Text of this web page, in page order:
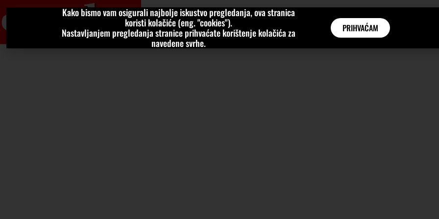
VIJESTI KOLUMNE KATEGORIJE INTERVJUI AKTUALNO
Kako bismo vam osigurali najbolje iskustvo pregledanja, ova stranica
koristi kolačiće (eng. "cookies").
Nastavljanjem pregledanja stranice prihvaćate korištenje kolačića za
navedene svrhe.
PRIHVAĆAM